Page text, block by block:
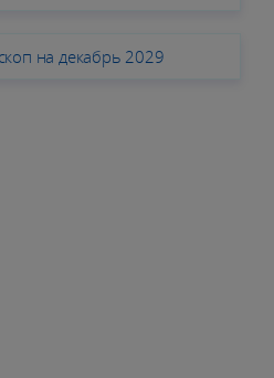
на декабрь 2029